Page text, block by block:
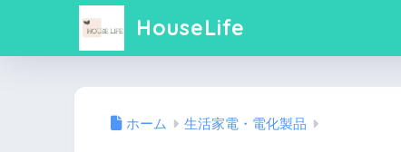
HouseLife
ホーム 生活家電・電化製品